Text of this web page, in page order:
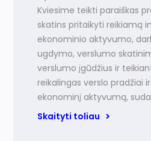
Kviesime teikti paraiškas
skatins pritaikyti reikiamą
ekonominio aktyvumo,
ugdymo, verslumo
verslumo įgūdžius ir
reikalingas verslo pradžiai
ekonominį aktyvumą,
Skaityti toliau